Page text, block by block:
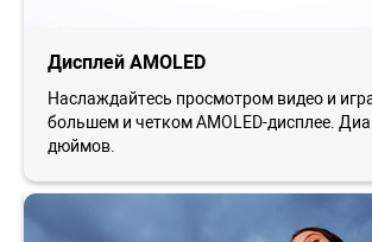
Дисплей AMOLED
Наслаждайтесь просмотром видео и
большем и четком AMOLED-дисплее.
дюймов.